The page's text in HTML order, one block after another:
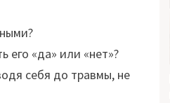
его «да» или «нет»?
себя до травмы, не